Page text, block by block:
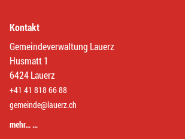
Kontakt
Gemeindeverwaltung Lauerz
Husmatt 1
6424 Lauerz
+41 41 818 66 88
gemeinde@lauerz.ch
mehr… …